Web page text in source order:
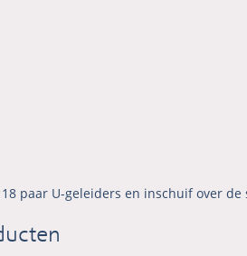
18 paar U-geleiders en inschuif over